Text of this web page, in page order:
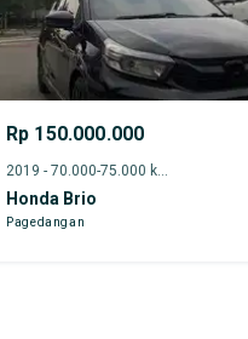
Rp 150.000.000
2019 - 70.000-75.000 km
Honda Brio
Pagedangan